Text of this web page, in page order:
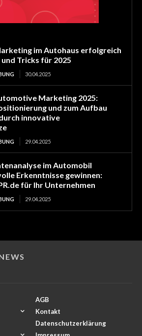
im Autohaus erfolgreich
Tricks für 2025
30.04.2025
Marketing 2025:
und zum Aufbau
innovative
29.04.2025
im Automobil
Erkenntnisse gewinnen:
für Ihr Unternehmen
29.04.2025
AGB
Kontakt
Datenschutzerklärung